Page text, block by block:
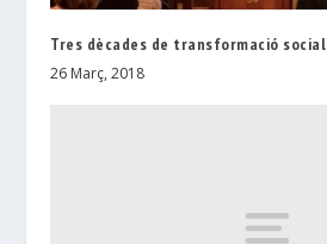
Tres dècades de transformació social
26 Març, 2018